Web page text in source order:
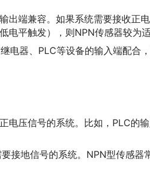
出端兼容。如果系统需要接收正
平触发），则NPN传感器较为适
电器、PLC等设备的输入端配合
电压信号的系统。比如，PLC的
接地信号的系统。NPN型传感器